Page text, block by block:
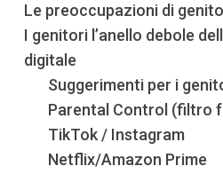
Le preoccupazioni di
I genitori l’anello debole
digitale
Suggerimenti per i
Parental Control (filtro
TikTok / Instagram
Netflix/Amazon Prime